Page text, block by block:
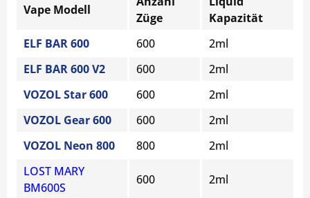
Vape Modell
Züge
Kapazität
ELF BAR 600
600
2ml
ELF BAR 600 V2
600
2ml
VOZOL Star 600
600
2ml
VOZOL Gear 600
600
2ml
VOZOL Neon 800
800
2ml
LOST MARY
BM600S
600 2ml